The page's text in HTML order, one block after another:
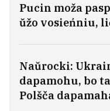
Pucin moža
ŭžo vosieńniu,
Naŭrocki:
dapamohu, bo
Polšča